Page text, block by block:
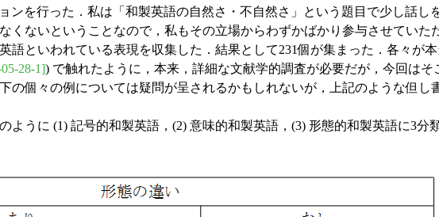
を行った．私は「和製英語の自然さ・不自然さ」という題目で少し話し
ないということなので，私もその立場からわずかばかり参与させていた
といわれている表現を収集した．結果として231個が集まった．各々が
28-1]) で触れたように，本来，詳細な文献学的調査が必要だが，今回は
の個々の例については疑問が呈されるかもしれないが，上記のような但し
うに (1) 記号的和製英語，(2) 意味的和製英語，(3) 形態的和製英語に3分